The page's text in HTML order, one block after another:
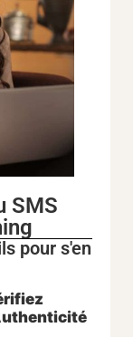
SMS
pour s'en